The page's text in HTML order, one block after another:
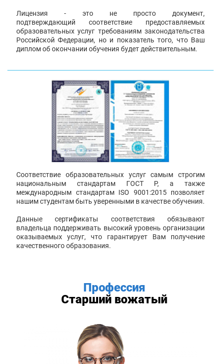
Лицензия - это не просто документ,
подтверждающий соответствие предоставляемых
образовательных услуг требованиям законодательства
Российской Федерации, но и показатель того, что Ваш
диплом об окончании обучения будет действительным.
Соответствие образовательных услуг самым строгим
национальным стандартам ГОСТ Р, а также
международным стандартам ISO 9001:2015 позволяет
нашим студентам быть уверенными в качестве обучения.
Данные сертификаты соответствия обязывают
владельца поддерживать высокий уровень организации
оказываемых услуг, что гарантирует Вам получение
качественного образования.
Профессия
Старший вожатый